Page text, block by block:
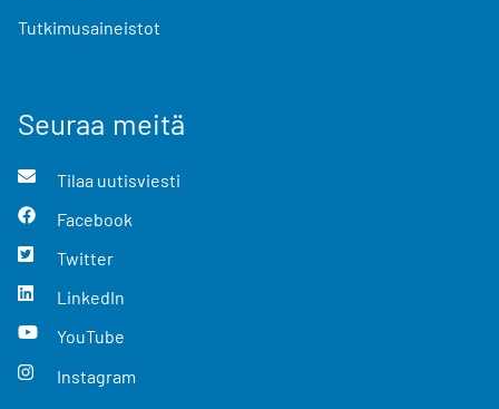
Tutkimusaineistot
Seuraa meitä
Tilaa uutisviesti
Facebook
Twitter
LinkedIn
YouTube
Instagram